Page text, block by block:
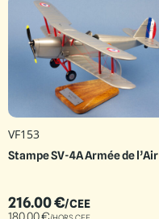
VF153
Stampe SV-4A Armée de l’Air
216.00€/CEE